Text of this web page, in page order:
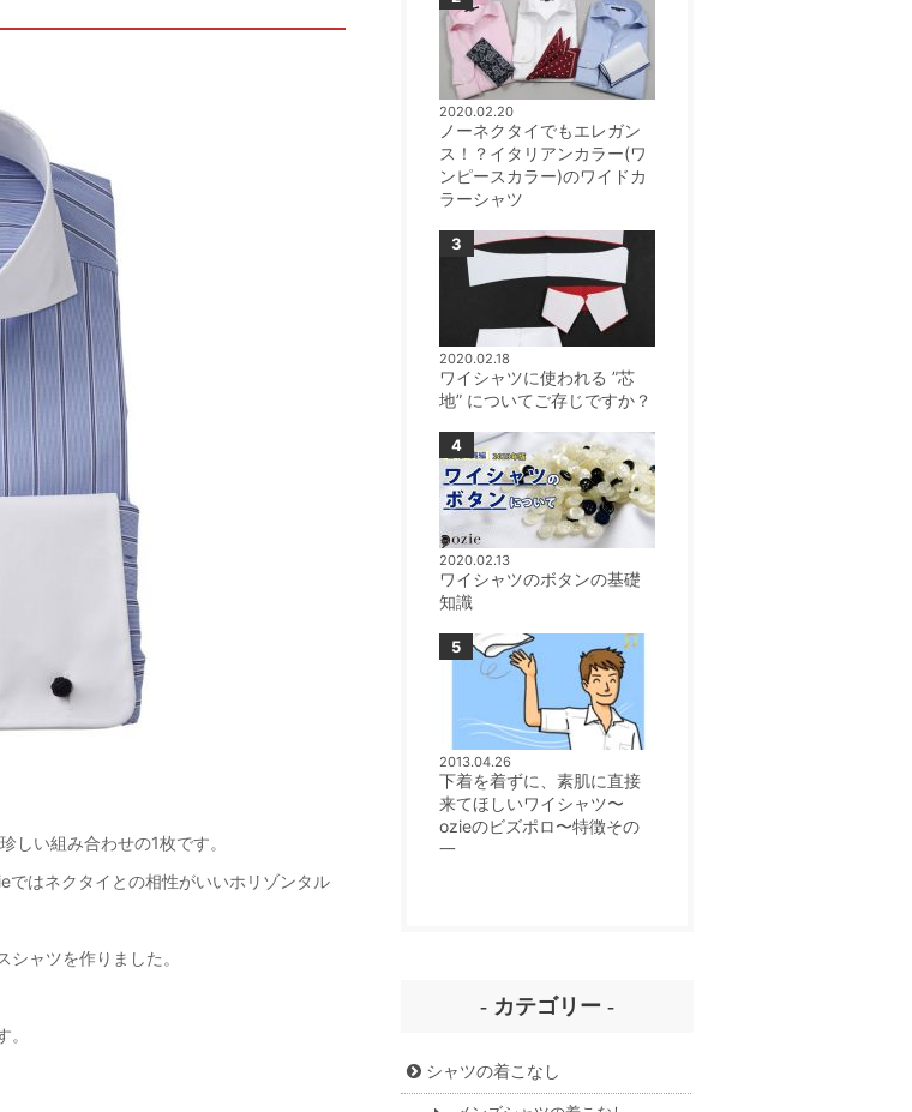
しい組み合わせの1枚です。
はネクタイとの相性がいいホリゾンタル
ャツを作りました。
2020.02.20
ノーネクタイでもエレガン
ス！？イタリアンカラー(ワ
ンピースカラー)のワイドカ
ラーシャツ
2020.02.18
ワイシャツに使われる ”芯
地” についてご存じですか？
2020.02.13
ワイシャツのボタンの基礎
知識
2013.04.26
下着を着ずに、素肌に直接
来てほしいワイシャツ〜
ozieのビズポロ〜特徴その
一
- カテゴリー -
シャツの着こなし